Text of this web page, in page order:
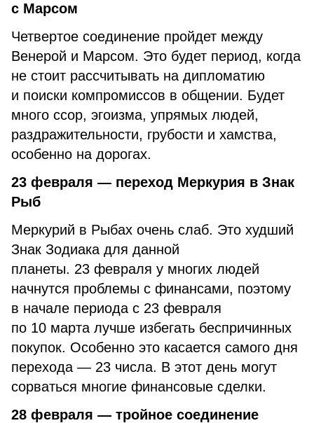
с Марсом
Четвертое соединение пройдет между
Венерой и Марсом. Это будет период, когда
не стоит рассчитывать на дипломатию
и поиски компромиссов в общении. Будет
много ссор, эгоизма, упрямых людей,
раздражительности, грубости и хамства,
особенно на дорогах.
23 февраля — переход Меркурия в Знак
Рыб
Меркурий в Рыбах очень слаб. Это худший
Знак Зодиака для данной
планеты. 23 февраля у многих людей
начнутся проблемы с финансами, поэтому
в начале периода с 23 февраля
по 10 марта лучше избегать беспричинных
покупок. Особенно это касается самого дня
перехода — 23 числа. В этот день могут
сорваться многие финансовые сделки.
28 февраля — тройное соединение